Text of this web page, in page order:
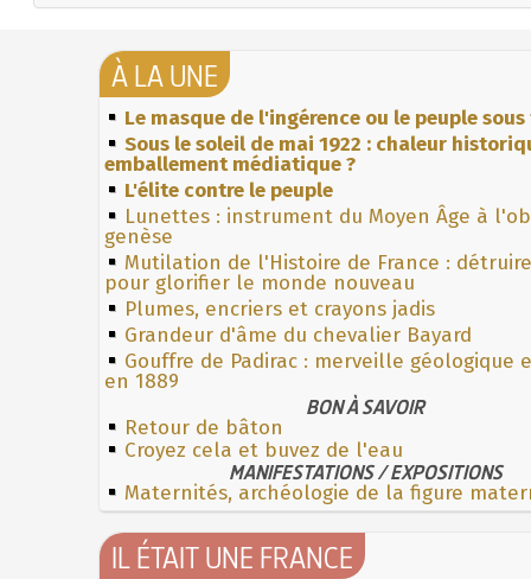
À LA UNE
Le masque de l'ingérence ou le peuple
Sous le soleil de mai 1922 : chaleur
emballement médiatique ?
L'élite contre le peuple
Lunettes : instrument du Moyen Âge à
genèse
Mutilation de l'Histoire de France :
pour glorifier le monde nouveau
Plumes, encriers et crayons jadis
Grandeur d'âme du chevalier Bayard
Gouffre de Padirac : merveille géologique
en 1889
BON À SAVOIR
Retour de bâton
Croyez cela et buvez de l'eau
MANIFESTATIONS / EXPOSITIONS
Maternités, archéologie de la figure
IL ÉTAIT UNE FRANCE